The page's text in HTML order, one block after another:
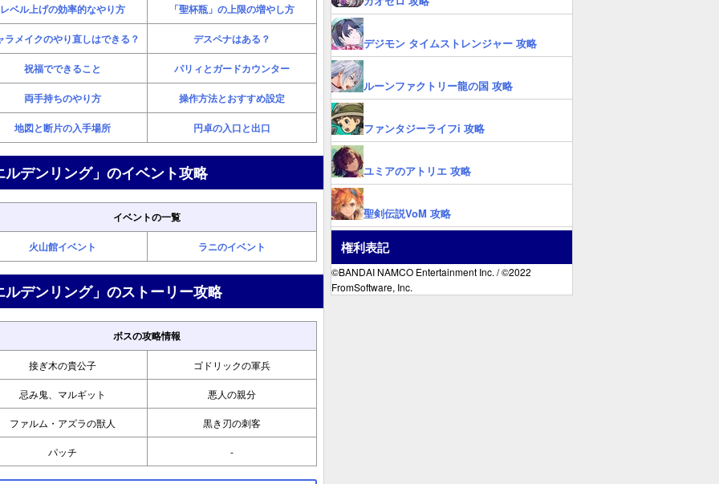
レベル上げの効率的なやり方 「聖杯瓶」の上限の増やし方
ラメイクのやり直しはできる？ デスペナはある？
祝福でできること パリィとガードカウンター
両手持ちのやり方 操作方法とおすすめ設定
地図と断片の入手場所 円卓の入口と出口
ルデンリング」のイベント攻略
イベントの一覧
火山館イベント ラニのイベント
ルデンリング」のストーリー攻略
ボスの攻略情報
接ぎ木の貴公子 ゴドリックの軍兵
忌み鬼、マルギット 悪人の親分
ファルム・アズラの獣人 黒き刃の刺客
パッチ -
デジモン タイムストレンジャー 攻略
ルーンファクトリー龍の国 攻略
ファンタジーライフi 攻略
ユミアのアトリエ 攻略
聖剣伝説VoM 攻略
権利表記
©BANDAI NAMCO Entertainment Inc. / ©2022
FromSoftware, Inc.